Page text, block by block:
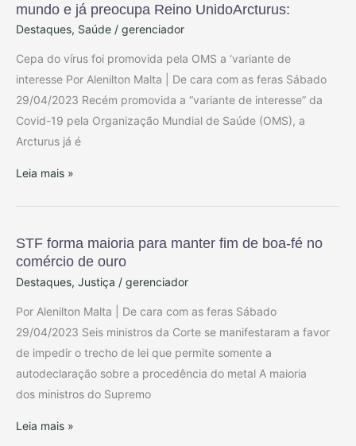
mundo e já preocupa Reino UnidoArcturus:
Destaques, Saúde / gerenciador
Cepa do vírus foi promovida pela OMS a ‘variante de
interesse Por Alenilton Malta | De cara com as feras Sábado
29/04/2023 Recém promovida a “variante de interesse” da
Covid-19 pela Organização Mundial de Saúde (OMS), a
Arcturus já é
da
Covid-
19
que
cresce
no
mundo
já
UnidoArcturus:
Leia mais »
STF forma maioria para manter fim de boa-fé no
comércio de ouro
Destaques, Justiça / gerenciador
Por Alenilton Malta | De cara com as feras Sábado
29/04/2023 Seis ministros da Corte se manifestaram a favor
de impedir o trecho de lei que permite somente a
autodeclaração sobre a procedência do metal A maioria
dos ministros do Supremo
STF
forma
maioria
para
manter
fim
boa-
no
Leia mais »